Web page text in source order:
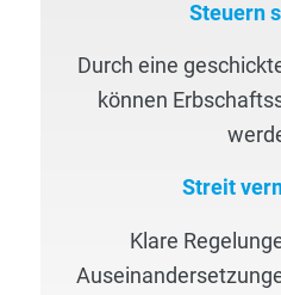
Steuern
Durch eine
können
Streit
Klare